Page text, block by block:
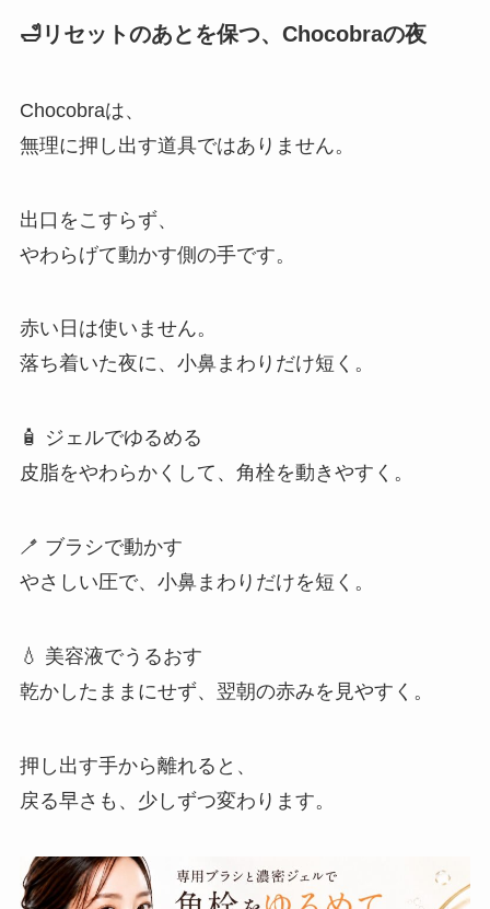
🛁リセットのあとを保つ、Chocobraの夜
Chocobraは、
無理に押し出す道具ではありません。
出口をこすらず、
やわらげて動かす側の手です。
赤い日は使いません。
落ち着いた夜に、小鼻まわりだけ短く。
🧴 ジェルでゆるめる
皮脂をやわらかくして、角栓を動きやすく。
🪥 ブラシで動かす
やさしい圧で、小鼻まわりだけを短く。
💧 美容液でうるおす
乾かしたままにせず、翌朝の赤みを見やすく。
押し出す手から離れると、
戻る早さも、少しずつ変わります。